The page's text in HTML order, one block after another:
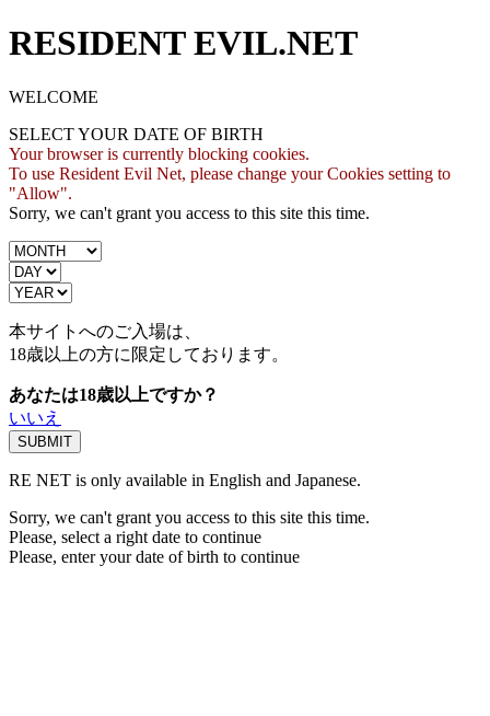
RESIDENT EVIL.NET
WELCOME
SELECT YOUR DATE OF BIRTH
Your browser is currently blocking cookies.
To use Resident Evil Net, please change your Cookies setting to
"Allow".
Sorry, we can't grant you access to this site this time.
本サイトへのご入場は、
18歳以上の方に限定しております。
あなたは18歳以上ですか？
いいえ
RE NET is only available in English and Japanese.
Sorry, we can't grant you access to this site this time.
Please, select a right date to continue
Please, enter your date of birth to continue